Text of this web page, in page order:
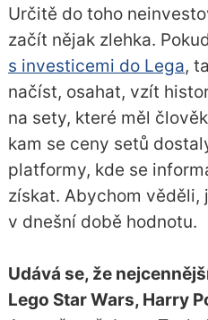
Určitě do toho
začít nějak zlehka.
s investicemi do Lega,
načíst, osahat, vzít
na sety, které měl
kam se ceny setů
platformy, kde se
získat. Abychom věděli,
v dnešní době hodnotu.
Udává se, že
Lego Star Wars, Harry